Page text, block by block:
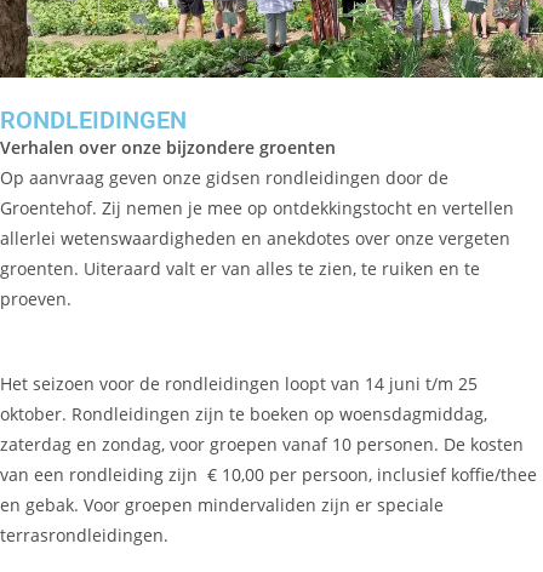
RONDLEIDINGEN
Verhalen over onze bijzondere groenten
Op aanvraag geven onze gidsen rondleidingen door de
Groentehof. Zij nemen je mee op ontdekkingstocht en vertellen
allerlei wetenswaardigheden en anekdotes over onze vergeten
groenten. Uiteraard valt er van alles te zien, te ruiken en te
proeven.
Het seizoen voor de rondleidingen loopt van 14 juni t/m 25
oktober. Rondleidingen zijn te boeken op woensdagmiddag,
zaterdag en zondag, voor groepen vanaf 10 personen. De kosten
van een rondleiding zijn € 10,00 per persoon, inclusief koffie/thee
en gebak. Voor groepen mindervaliden zijn er speciale
terrasrondleidingen.